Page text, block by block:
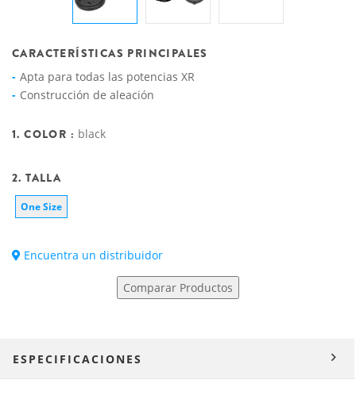
CARACTERÍSTICAS PRINCIPALES
Apta para todas las potencias XR
Construcción de aleación
1. COLOR : black
2. TALLA
One Size
Encuentra un distribuidor
Comparar Productos
ESPECIFICACIONES